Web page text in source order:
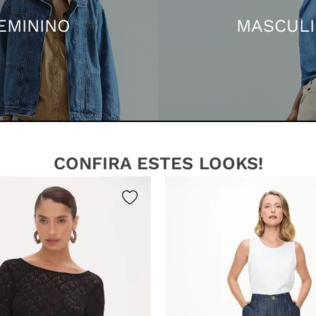
CONFIRA ESTES LOOKS!